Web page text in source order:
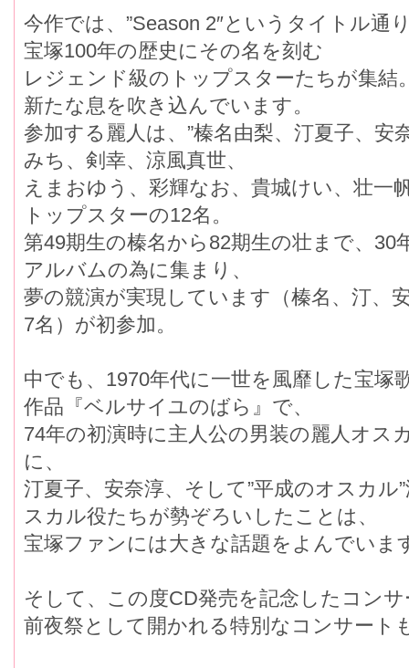
今作では、”Season 2″というタイトル通
宝塚100年の歴史にその名を刻む
レジェンド級のトップスターたちが集結
新たな息を吹き込んでいます。
参加する麗人は、”榛名由梨、汀夏子、安
みち、剣幸、涼風真世、
えまおゆう、彩輝なお、貴城けい、壮一
トップスターの12名。
第49期生の榛名から82期生の壮まで、
アルバムの為に集まり、
夢の競演が実現しています（榛名、汀、
7名）が初参加。
中でも、1970年代に一世を風靡した宝塚
作品『ベルサイユのばら』で、
74年の初演時に主人公の男装の麗人オス
に、
汀夏子、安奈淳、そして”平成のオスカル
スカル役たちが勢ぞろいしたことは、
宝塚ファンには大きな話題をよんでいま
そして、この度CD発売を記念したコン
前夜祭として開かれる特別なコンサート